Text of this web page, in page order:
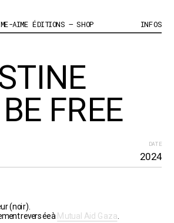
FREE
DATE
2024
(noir).
reversée à Mutual Aid Gaza.
INFOS
AIME ÉDITIONS – SHOP